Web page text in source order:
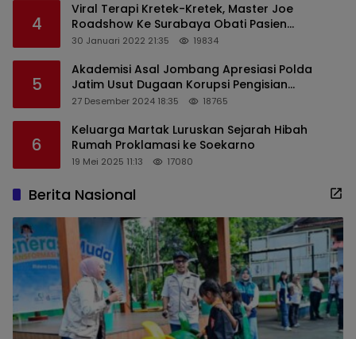
4
Viral Terapi Kretek-Kretek, Master Joe
Roadshow Ke Surabaya Obati Pasien
Sekaligus Edukasi Masyarakat
30 Januari 2022 21:35 19834
5
Akademisi Asal Jombang Apresiasi Polda
Jatim Usut Dugaan Korupsi Pengisian
Perangkat Desa di Kediri
27 Desember 2024 18:35 18765
6
Keluarga Martak Luruskan Sejarah Hibah
Rumah Proklamasi ke Soekarno
19 Mei 2025 11:13 17080
Berita Nasional